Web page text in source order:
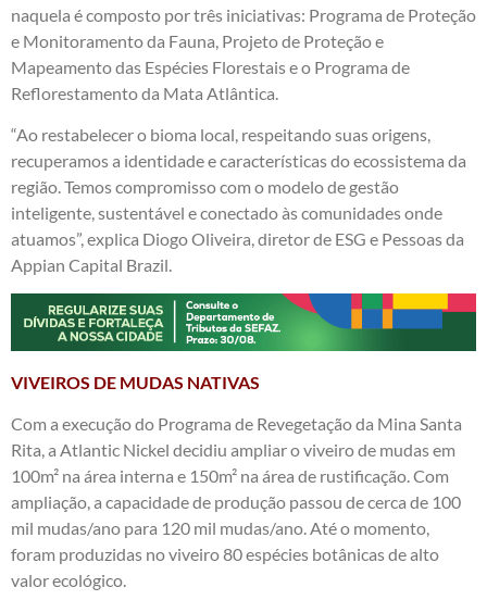
naquela é composto por três iniciativas: Programa de Proteção
e Monitoramento da Fauna, Projeto de Proteção e
Mapeamento das Espécies Florestais e o Programa de
Reflorestamento da Mata Atlântica.
“Ao restabelecer o bioma local, respeitando suas origens,
recuperamos a identidade e características do ecossistema da
região. Temos compromisso com o modelo de gestão
inteligente, sustentável e conectado às comunidades onde
atuamos”, explica Diogo Oliveira, diretor de ESG e Pessoas da
Appian Capital Brazil.
VIVEIROS DE MUDAS NATIVAS
Com a execução do Programa de Revegetação da Mina Santa
Rita, a Atlantic Nickel decidiu ampliar o viveiro de mudas em
100m² na área interna e 150m² na área de rustificação. Com
ampliação, a capacidade de produção passou de cerca de 100
mil mudas/ano para 120 mil mudas/ano. Até o momento,
foram produzidas no viveiro 80 espécies botânicas de alto
valor ecológico.